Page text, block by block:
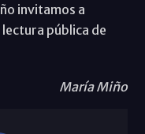
invitamos a
pública de
María Miño